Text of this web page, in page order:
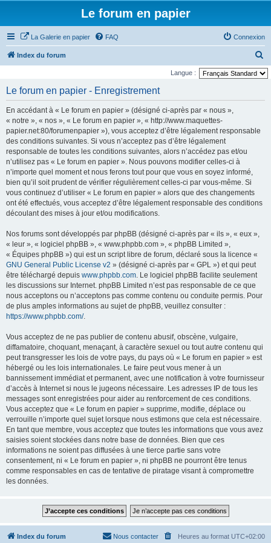
Le forum en papier
La Galerie en papier FAQ Connexion
Index du forum
e
Langue :
Le forum en papier - Enregistrement
En accédant à « Le forum en papier » (désigné ci-après par « nous »,
« notre », « nos », « Le forum en papier », « http://www.maquettes-
papier.net:80/forumenpapier »), vous acceptez d’être légalement responsable
des conditions suivantes. Si vous n’acceptez pas d’être légalement
responsable de toutes les conditions suivantes, alors n’accédez pas et/ou
n’utilisez pas « Le forum en papier ». Nous pouvons modifier celles-ci à
n’importe quel moment et nous ferons tout pour que vous en soyez informé,
bien qu’il soit prudent de vérifier régulièrement celles-ci par vous-même. Si
vous continuez d’utiliser « Le forum en papier » alors que des changements
ont été effectués, vous acceptez d’être légalement responsable des conditions
découlant des mises à jour et/ou modifications.
Nos forums sont développés par phpBB (désigné ci-après par « ils », « eux »,
« leur », « logiciel phpBB », « www.phpbb.com », « phpBB Limited »,
« Équipes phpBB ») qui est un script libre de forum, déclaré sous la licence «
GNU General Public License v2 » (désigné ci-après par « GPL ») et qui peut
être téléchargé depuis www.phpbb.com. Le logiciel phpBB facilite seulement
les discussions sur Internet. phpBB Limited n’est pas responsable de ce que
nous acceptons ou n’acceptons pas comme contenu ou conduite permis. Pour
de plus amples informations au sujet de phpBB, veuillez consulter :
https://www.phpbb.com/.
Vous acceptez de ne pas publier de contenu abusif, obscène, vulgaire,
diffamatoire, choquant, menaçant, à caractère sexuel ou tout autre contenu qui
peut transgresser les lois de votre pays, du pays où « Le forum en papier » est
hébergé ou les lois internationales. Le faire peut vous mener à un
bannissement immédiat et permanent, avec une notification à votre fournisseur
d’accès à Internet si nous le jugeons nécessaire. Les adresses IP de tous les
messages sont enregistrées pour aider au renforcement de ces conditions.
Vous acceptez que « Le forum en papier » supprime, modifie, déplace ou
verrouille n’importe quel sujet lorsque nous estimons que cela est nécessaire.
En tant que membre, vous acceptez que toutes les informations que vous avez
saisies soient stockées dans notre base de données. Bien que ces
informations ne soient pas diffusées à une tierce partie sans votre
consentement, ni « Le forum en papier », ni phpBB ne pourront être tenus
comme responsables en cas de tentative de piratage visant à compromettre
les données.
Index du forum Heures au format UTC+02:00
Nous contacter